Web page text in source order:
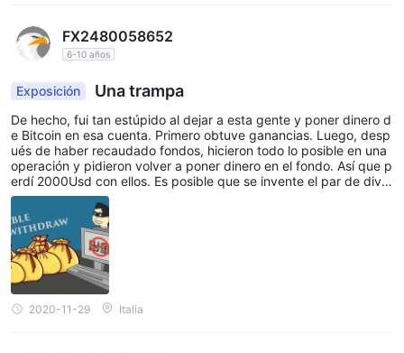
s. Perdí un total de US $ 126,000. Exijo una pista de auditoría de
HTFX si estás viendo esto Presentaré un informe policial contra
FX2480058652
6-10 años
Exposición Una trampa
De hecho, fui tan estúpido al dejar a esta gente y poner dinero d
e Bitcoin en esa cuenta. Primero obtuve ganancias. Luego, desp
ués de haber recaudado fondos, hicieron todo lo posible en una
operación y pidieron volver a poner dinero en el fondo. Así que p
erdí 2000Usd con ellos. Es posible que se invente el par de divis
as llamado GDH que están negociando.
2020-11-29 Italia